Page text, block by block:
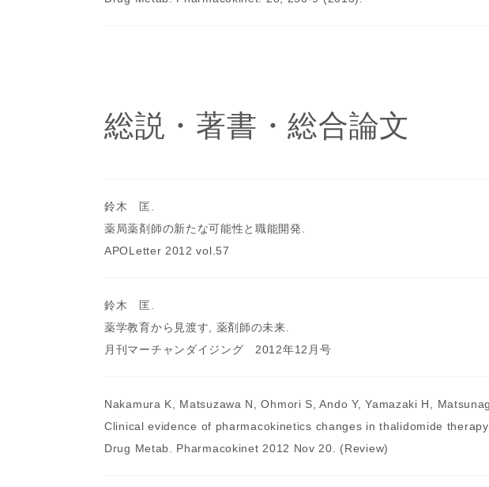
総説・著書・総合論文
鈴木 匡.
薬局薬剤師の新たな可能性と職能開発.
APOLetter 2012 vol.57
鈴木 匡.
薬学教育から見渡す, 薬剤師の未来.
月刊マーチャンダイジング 2012年12月号
Nakamura K, Matsuzawa N, Ohmori S, Ando Y, Yamazaki H,
Clinical evidence of pharmacokinetics changes in thalidomide therapy.
Drug Metab. Pharmacokinet 2012 Nov 20. (Review)